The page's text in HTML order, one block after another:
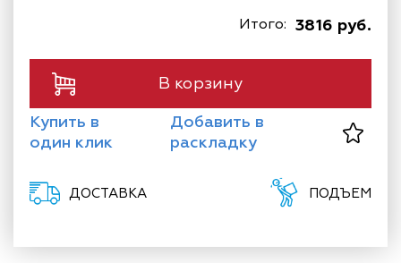
3816 руб.
Итого:
В корзину
Купить в
один клик
Добавить в
раскладку
ДОСТАВКА ПОДЪЕМ